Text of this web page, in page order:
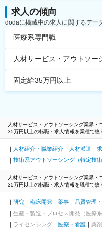
求人の傾向
dodaに掲載中の求人に関するデー
医療系専門職
人材サービス・アウトソ
固定給35万円以上
人材サービス・アウトソーシング業界
35万円以上の転職・求人情報を業種で絞
人材紹介・職業紹介 人材派遣
技術系アウトソーシング（特定技術
人材サービス・アウトソーシング業界
35万円以上の転職・求人情報を職種で絞
研究 臨床開発 薬事 品質管理
生産・製造・プロセス開発（医療系
ライセンシング
医療・看護 薬剤